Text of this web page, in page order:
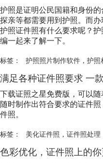
护照是证明公民国籍和身份的
探亲等都需要用到护照。而
护照证件照有什么要求呢？
编一起来了解一下。
标签： 护照照片制作软件， 护照
满足各种证件照要求 一
下载证照之星免费版，可以
随时制作出符合要求的证件
件照。
标签： 美化证件照 ， 证件照处理
色彩优化，证件照上的